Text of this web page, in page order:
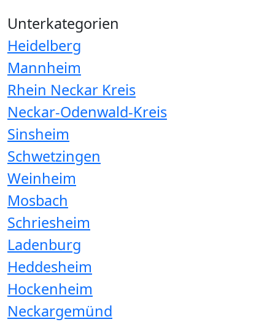
Unterkategorien
Heidelberg
Mannheim
Rhein Neckar Kreis
Neckar-Odenwald-Kreis
Sinsheim
Schwetzingen
Weinheim
Mosbach
Schriesheim
Ladenburg
Heddesheim
Hockenheim
Neckargemünd